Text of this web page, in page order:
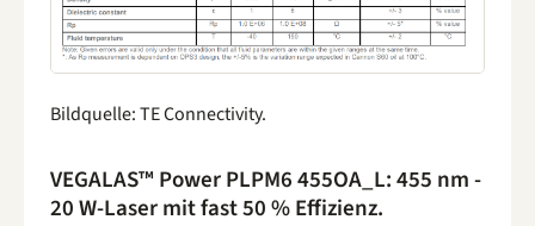
Bildquelle: TE Connectivity.
VEGALAS™ Power PLPM6 455OA_L: 455 nm -
20 W-Laser mit fast 50 % Effizienz.